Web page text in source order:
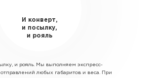
И конверт,
и посылку,
и рояль
и рояль. Мы выполняем экспресс-
любых габаритов и веса. При